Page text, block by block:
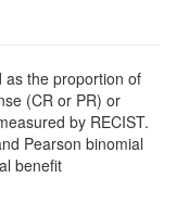
as the proportion of
(CR or PR) or
by RECIST.
Pearson binomial
benefit